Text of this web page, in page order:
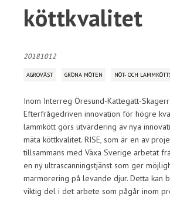
köttkvalitet
20181012
AGROVÄST GRÖNA MÖTEN NÖT- OCH
Inom Interreg Öresund-Kattegatt-
Efterfrågedriven innovation för högre
lammkött görs utvärdering av nya
mäta köttkvalitet. RISE, som är en av
tillsammans med Växa Sverige arbetat
en ny ultrascanningstjänst som ger
marmorering på levande djur. Detta kan
viktig del i det arbete som pågår inom